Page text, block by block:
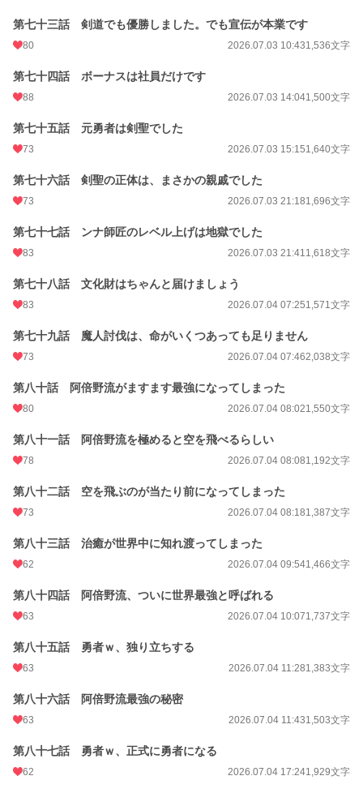
第七十三話 剣道でも優勝しました。でも宣伝が本業です
80 2026.07.03 10:431,536文字
第七十四話 ボーナスは社員だけです
88 2026.07.03 14:041,500文字
第七十五話 元勇者は剣聖でした
73 2026.07.03 15:151,640文字
第七十六話 剣聖の正体は、まさかの親戚でした
73 2026.07.03 21:181,696文字
第七十七話 ンナ師匠のレベル上げは地獄でした
83 2026.07.03 21:411,618文字
第七十八話 文化財はちゃんと届けましょう
83 2026.07.04 07:251,571文字
第七十九話 魔人討伐は、命がいくつあっても足りません
73 2026.07.04 07:462,038文字
第八十話 阿倍野流がますます最強になってしまった
80 2026.07.04 08:021,550文字
第八十一話 阿倍野流を極めると空を飛べるらしい
78 2026.07.04 08:081,192文字
第八十二話 空を飛ぶのが当たり前になってしまった
73 2026.07.04 08:181,387文字
第八十三話 治癒が世界中に知れ渡ってしまった
62 2026.07.04 09:541,466文字
第八十四話 阿倍野流、ついに世界最強と呼ばれる
63 2026.07.04 10:071,737文字
第八十五話 勇者ｗ、独り立ちする
63 2026.07.04 11:281,383文字
第八十六話 阿倍野流最強の秘密
63 2026.07.04 11:431,503文字
第八十七話 勇者ｗ、正式に勇者になる
62 2026.07.04 17:241,929文字